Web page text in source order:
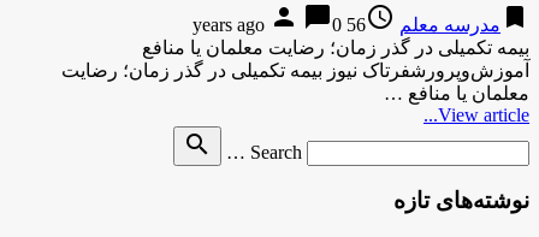
bookmark مدرسه معلم access_time
56 years ago
person chat_bubble0
بیمه تکمیلی در گذر زمان؛ رضایت معلمان یا منافع
آموزش‌وپرورشفرتاک نیوز بیمه تکمیلی در گذر زمان؛ رضایت
معلمان یا منافع …
View article...
Search …
search
نوشته‌های تازه